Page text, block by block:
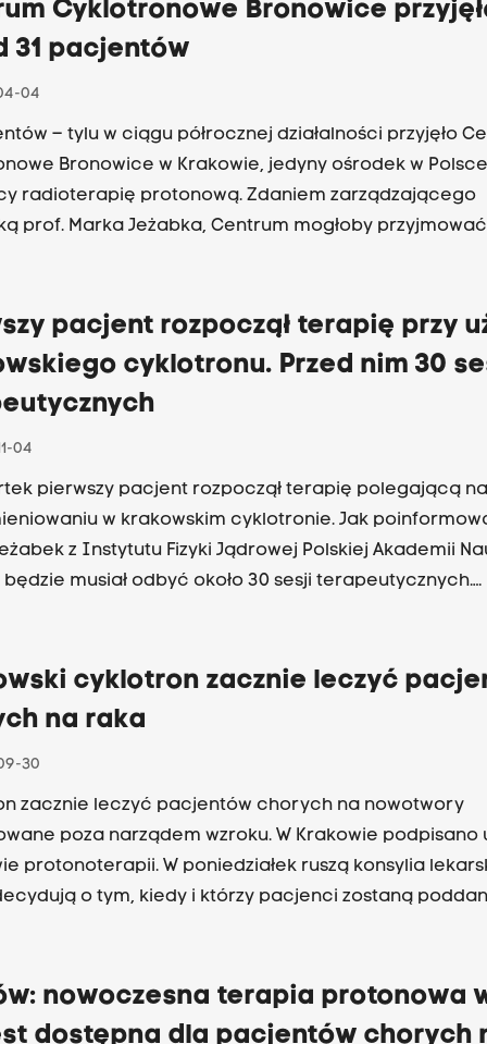
Cyklotronowe Bronowice
31 pacjentów
04
– tylu w ciągu półrocznej działalności przyjęło
Bronowice w Krakowie, jedyny ośrodek w Polsce
radioterapię protonową. Zdaniem zarządzającego
prof. Marka Jeżabka, Centrum mogłoby
pacjent rozpoczął terapię przy
cyklotronu. Przed nim 30
04
pierwszy pacjent rozpoczął terapię polegającą na
w krakowskim cyklotronie. Jak
z Instytutu Fizyki Jądrowej Polskiej Akademii
musiał odbyć około 30 sesji terapeutycznych.
cyklotron zacznie leczyć
na raka
30
zacznie leczyć pacjentów chorych na nowotwory
poza narządem wzroku. W Krakowie podpisano
W poniedziałek ruszą konsylia lekarskie,
o tym, kiedy i którzy pacjenci zostaną
nowoczesna terapia protonowa
dostępna dla pacjentów chorych